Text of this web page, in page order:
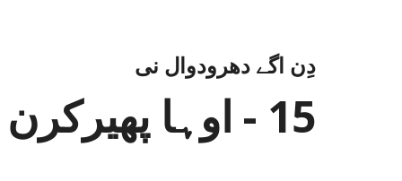
دِن اگے دھرودوال نی
15 - اوہا پھیرکرن (ناظم حکمت جیلوں)